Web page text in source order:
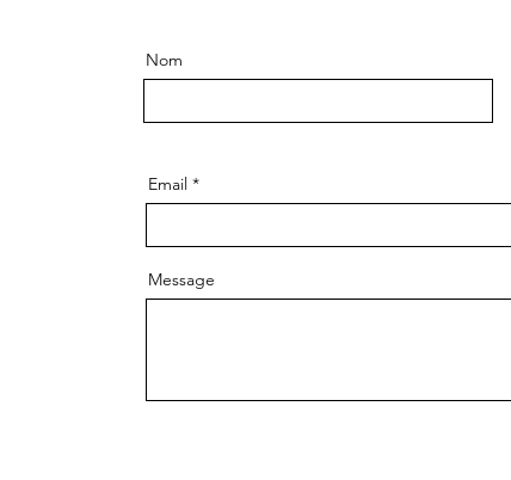
Nom
Email
Message